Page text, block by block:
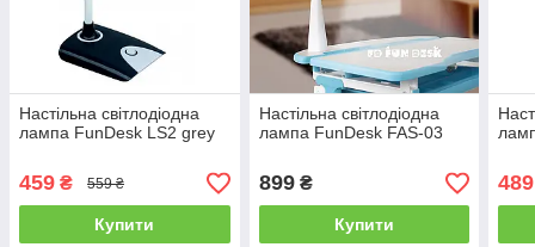
Настільна світлодіодна
лампа FunDesk LS2 grey
459 ₴ 559 ₴
Купити
Настільна світлодіодна
лампа FunDesk FAS-03
899₴
Купити
489